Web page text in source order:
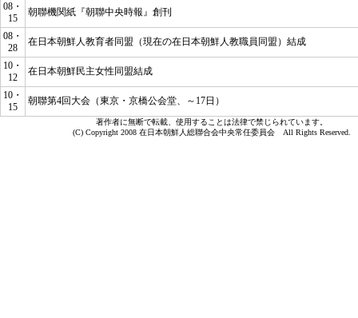
08・
15
朝聯機関紙『朝聯中央時報』創刊
08・
28
在日本朝鮮人教育者同盟（現在の在日本朝鮮人教職員同盟）結成
10・
12
在日本朝鮮民主女性同盟結成
10・
15
朝聯第4回大会（東京・京橋公会堂、～17日）
著作者に無断で転載、使用することは法律で禁じられています。
(C) Copyright 2008 在日本朝鮮人総聯合会中央常任委員会 All Rights Reserved.